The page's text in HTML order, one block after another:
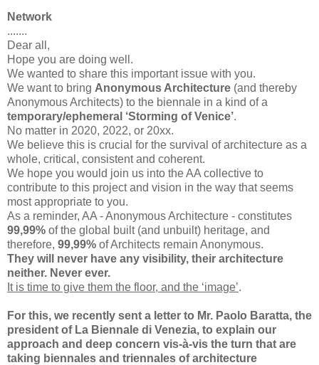
Network
.......
Dear all,
Hope you are doing well.
We wanted to share this important issue with you.
We want to bring Anonymous Architecture (and thereby
Anonymous Architects) to the biennale in a kind of a
temporary/ephemeral ‘Storming of Venice’.
No matter in 2020, 2022, or 20xx.
We believe this is crucial for the survival of architecture as a
whole, critical, consistent and coherent.
We hope you would join us into the AA collective to
contribute to this project and vision in the way that seems
most appropriate to you.
As a reminder, AA - Anonymous Architecture - constitutes
99,99% of the global built (and unbuilt) heritage, and
therefore, 99,99% of Architects remain Anonymous.
They will never have any visibility, their architecture
neither. Never ever.
It is time to give them the floor, and the ‘image’.
For this, we recently sent a letter to Mr. Paolo Baratta, the
president of La Biennale di Venezia, to explain our
approach and deep concern vis-à-vis the turn that are
taking biennales and triennales of architecture